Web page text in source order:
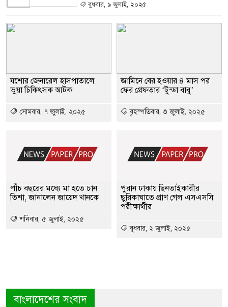
বুধবার, ৯ জুলাই, ২০২৫
যশোর জেনারেল হাসপাতালে
ভুয়া চিকিৎসক আটক
সোমবার, ৭ জুলাই, ২০২৫
পাঁচ বছরের মধ্যে মা হতে চান
তিশা, জানালেন জায়েদ খানকে
শনিবার, ৫ জুলাই, ২০২৫
জামিনে বের হওয়ার ৪ মাস পর
ফের গ্রেফতার ‘টুন্ডা বাবু’
বৃহস্পতিবার, ৩ জুলাই, ২০২৫
পুরান ঢাকায় ছিনতাইকারীর
ছুরিকাঘাতে প্রাণ গেল এসএসসি
পরীক্ষার্থীর
বুধবার, ২ জুলাই, ২০২৫
বাংলাদেশের সংবাদ